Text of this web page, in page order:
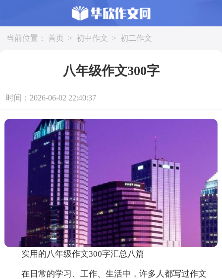
当前位置： 首页 > 初中作文 > 初二作文
八年级作文300字
时间：2026-06-02 22:40:37
实用的八年级作文300字汇总八篇
在日常的学习、工作、生活中，许多人都写过作文